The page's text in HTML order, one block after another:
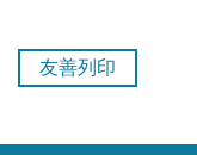
友善列印